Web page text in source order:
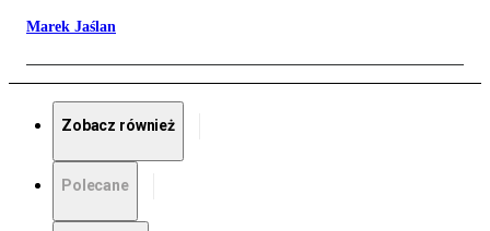
Marek Jaślan
Zobacz również
Polecane